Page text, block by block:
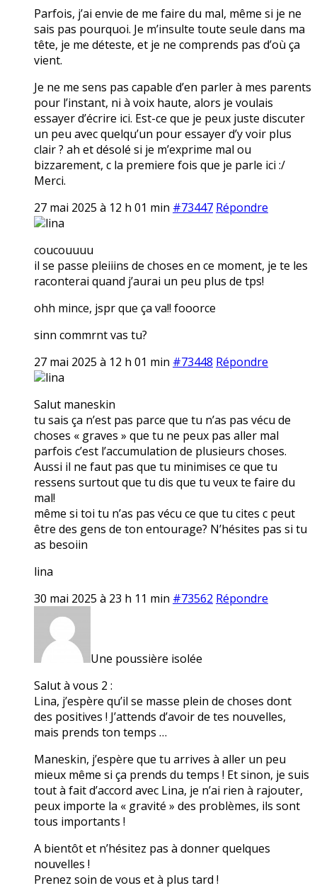
Parfois, j’ai envie de me faire du mal, même si je ne
sais pas pourquoi. Je m’insulte toute seule dans ma
tête, je me déteste, et je ne comprends pas d’où ça
vient.
Je ne me sens pas capable d’en parler à mes parents
pour l’instant, ni à voix haute, alors je voulais
essayer d’écrire ici. Est-ce que je peux juste discuter
un peu avec quelqu’un pour essayer d’y voir plus
clair ? ah et désolé si je m’exprime mal ou
bizzarement, c la premiere fois que je parle ici :/
Merci.
27 mai 2025 à 12 h 01 min #73447 Répondre
lina
coucouuuu
il se passe pleiiins de choses en ce moment, je te les
raconterai quand j’aurai un peu plus de tps!
ohh mince, jspr que ça va!! fooorce
sinn commrnt vas tu?
27 mai 2025 à 12 h 01 min #73448 Répondre
lina
Salut maneskin
tu sais ça n’est pas parce que tu n’as pas vécu de
choses « graves » que tu ne peux pas aller mal
parfois c’est l’accumulation de plusieurs choses.
Aussi il ne faut pas que tu minimises ce que tu
ressens surtout que tu dis que tu veux te faire du
mal!
même si toi tu n’as pas vécu ce que tu cites c peut
être des gens de ton entourage? N’hésites pas si tu
as besoiin
lina
30 mai 2025 à 23 h 11 min #73562 Répondre
Une poussière isolée
Salut à vous 2 :
Lina, j’espère qu’il se masse plein de choses dont
des positives ! J’attends d’avoir de tes nouvelles,
mais prends ton temps …
Maneskin, j’espère que tu arrives à aller un peu
mieux même si ça prends du temps ! Et sinon, je suis
tout à fait d’accord avec Lina, je n’ai rien à rajouter,
peux importe la « gravité » des problèmes, ils sont
tous importants !
A bientôt et n’hésitez pas à donner quelques
nouvelles !
Prenez soin de vous et à plus tard !